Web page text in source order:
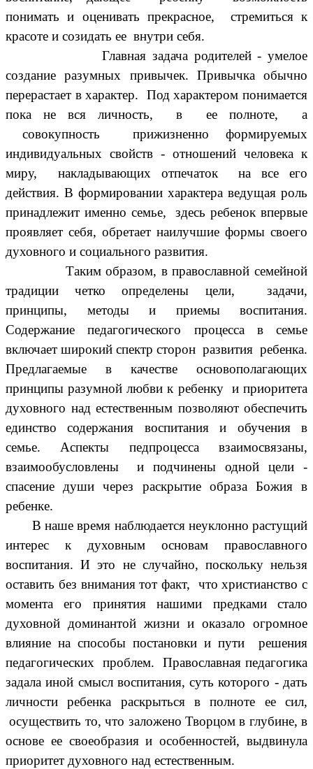
понимать и оценивать прекрасное, стремиться к
красоте и созидать ее внутри себя.
Главная задача родителей - умелое
создание разумных привычек. Привычка обычно
перерастает в характер. Под характером понимается
пока не вся личность, в ее полноте, а
совокупность прижизненно формируемых
индивидуальных свойств - отношений человека к
миру, накладывающих отпечаток на все его
действия. В формировании характера ведущая роль
принадлежит именно семье, здесь ребенок впервые
проявляет себя, обретает наилучшие формы своего
духовного и социального развития.
Таким образом, в православной семейной
традиции четко определены цели, задачи,
принципы, методы и приемы воспитания.
Содержание педагогического процесса в семье
включает широкий спектр сторон развития ребенка.
Предлагаемые в качестве основополагающих
принципы разумной любви к ребенку и приоритета
духовного над естественным позволяют обеспечить
единство содержания воспитания и обучения в
семье. Аспекты педпроцесса взаимосвязаны,
взаимообусловлены и подчинены одной цели -
спасение души через раскрытие образа Божия в
ребенке.
В наше время наблюдается неуклонно растущий
интерес к духовным основам православного
воспитания. И это не случайно, поскольку нельзя
оставить без внимания тот факт, что христианство с
момента его принятия нашими предками стало
духовной доминантой жизни и оказало огромное
влияние на способы постановки и пути решения
педагогических проблем. Православная педагогика
задала иной смысл воспитания, суть которого - дать
личности ребенка раскрыться в полноте ее сил,
осуществить то, что заложено Творцом в глубине, в
основе ее своеобразия и особенностей, выдвинула
приоритет духовного над естественным.